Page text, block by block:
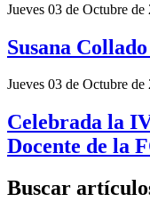
Jueves 03 de Octubre
Susana
Jueves 03 de Octubre
Celebrada la
Docente de la
Buscar